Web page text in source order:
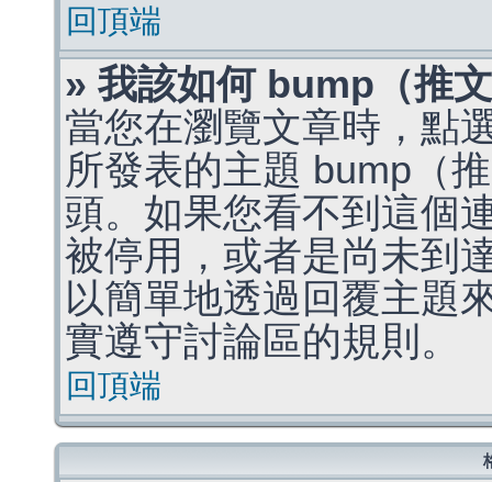
回頂端
» 我該如何 bump（推
當您在瀏覽文章時，點
所發表的主題 bump（
頭。如果您看不到這個
被停用，或者是尚未到
以簡單地透過回覆主題
實遵守討論區的規則。
回頂端